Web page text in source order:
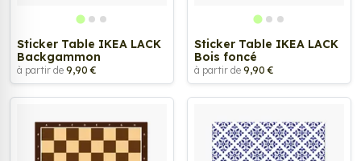
Sticker Table IKEA LACK
Backgammon
à partir de 9,90 €
Sticker Table IKEA LACK
Bois foncé
à partir de 9,90 €